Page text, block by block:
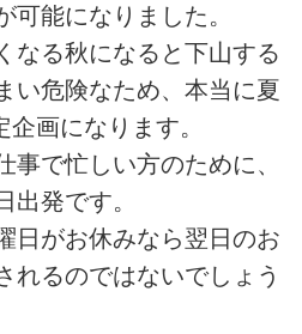
可能になりました。
なる秋になると下山する
い危険なため、本当に夏
画になります。
事で忙しい方のために、
出発です。
日がお休みなら翌日のお
れるのではないでしょう